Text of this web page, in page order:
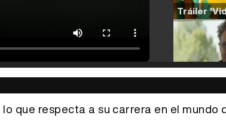
que respecta a su carrera en el mundo